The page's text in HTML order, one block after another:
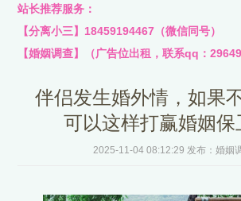
站长推荐服务：
【分离小三】18459194467（微信同号）
【婚姻调查】（广告位出租，联系qq：
伴侣发生婚外情，如果
可以这样打赢婚姻保
2025-11-04 08:12:29 发布：婚姻